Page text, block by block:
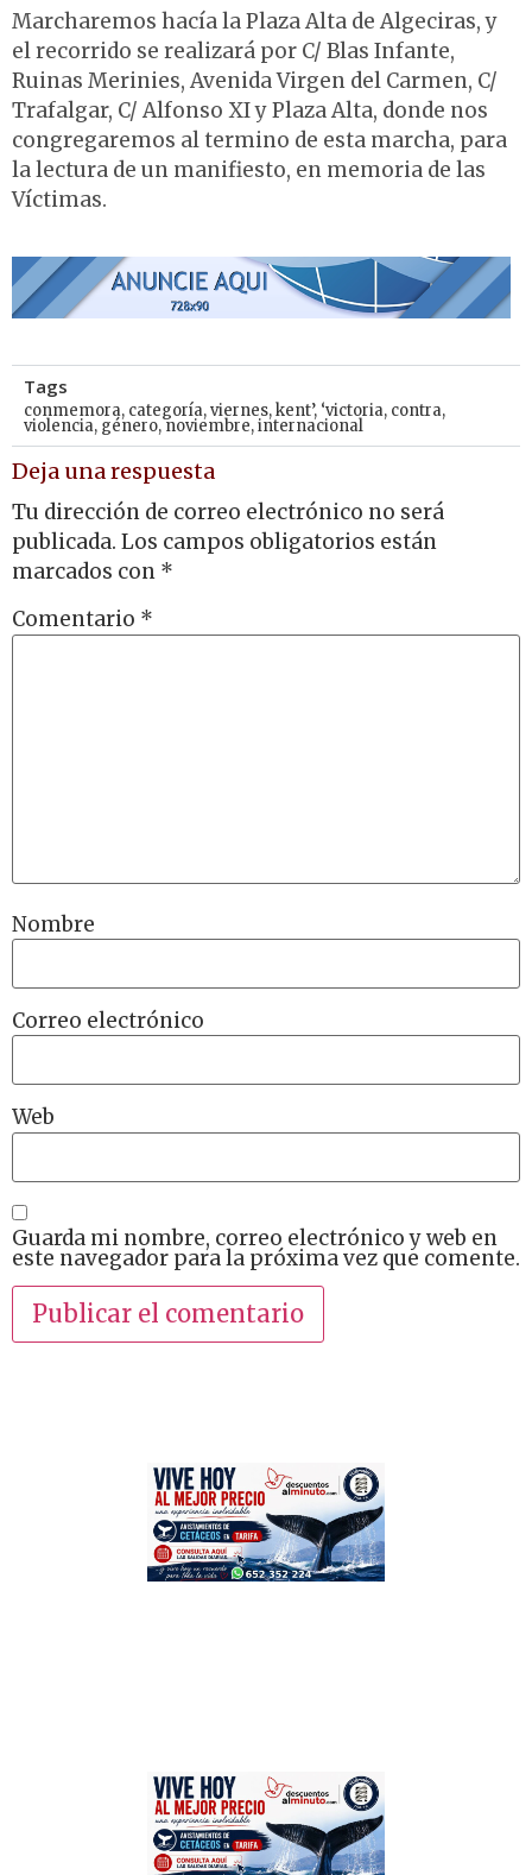
Marcharemos hacía la Plaza Alta de Algeciras, y
el recorrido se realizará por C/ Blas Infante,
Ruinas Merinies, Avenida Virgen del Carmen, C/
Trafalgar, C/ Alfonso XI y Plaza Alta, donde nos
congregaremos al termino de esta marcha, para
la lectura de un manifiesto, en memoria de las
Víctimas.
Tags
conmemora, categoría,viernes,kent’, ‘victoria, contra,
violencia, género,noviembre,internacional
Deja una respuesta
Tu dirección de correo electrónico no será
publicada. Los campos obligatorios están
marcados con *
Comentario *
Nombre
Correo electrónico
Web
Guarda mi nombre, correo electrónico y web en
este navegador para la próxima vez que comente.